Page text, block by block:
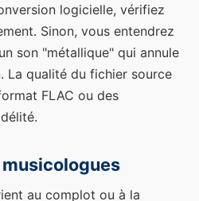
logicielle, vérifiez
Sinon, vous entendrez
son "métallique" qui annule
qualité du fichier source
FLAC ou des
au complot ou à la